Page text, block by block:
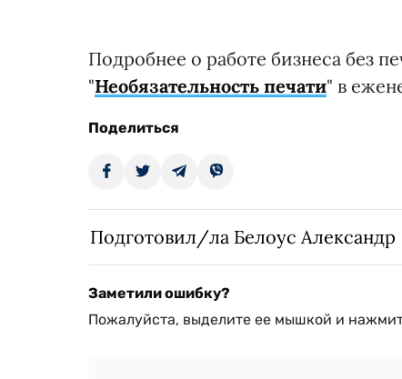
Подробнее о работе бизнеса без
"Необязательность печати" в
Поделиться
Подготовил/ла Белоус Александр
Заметили ошибку?
Пожалуйста, выделите ее мышкой и